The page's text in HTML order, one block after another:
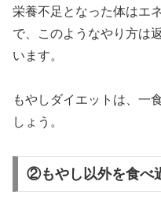
栄養不足となった体はエ
で、このようなやり方は
います。
もやしダイエットは、一
しょう。
②もやし以外を食べ